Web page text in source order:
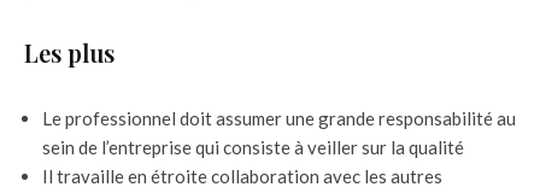
Les plus
Le professionnel doit assumer une grande responsabilité au
sein de l’entreprise qui consiste à veiller sur la qualité
Il travaille en étroite collaboration avec les autres